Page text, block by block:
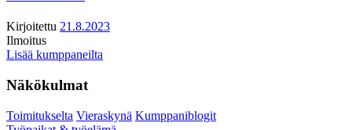
Kirjoitettu 21.8.2023
Ilmoitus
Lisää kumppaneilta
Näkökulmat
Toimitukselta Vieraskynä Kumppaniblogit